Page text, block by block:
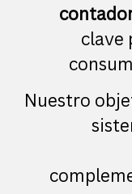
clave
Nuestro